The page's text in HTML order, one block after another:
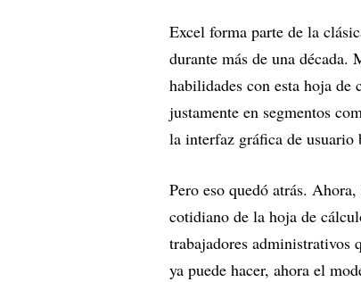
Excel forma parte de la
durante más de una década.
habilidades con esta hoja
justamente en segmentos
la interfaz gráfica de usuario
Pero eso quedó atrás.
cotidiano de la hoja de
trabajadores administrativos
ya puede hacer, ahora el